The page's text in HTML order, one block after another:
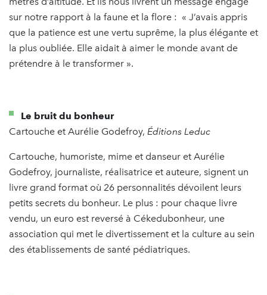
sur notre rapport à la faune et la flore : « J’avais appris
que la patience est une vertu suprême, la plus élégante et
la plus oubliée. Elle aidait à aimer le monde avant de
prétendre à le transformer ».
Le bruit du bonheur
Cartouche et Aurélie Godefroy, Éditions Leduc
Cartouche, humoriste, mime et danseur et Aurélie
Godefroy, journaliste, réalisatrice et auteure, signent un
livre grand format où 26 personnalités dévoilent leurs
petits secrets du bonheur. Le plus : pour chaque livre
vendu, un euro est reversé à Cékedubonheur, une
association qui met le divertissement et la culture au sein
des établissements de santé pédiatriques.